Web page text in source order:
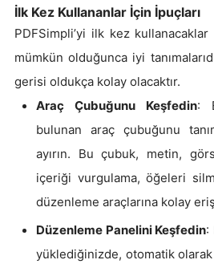
İlk Kez Kullananlar İçin İpuçları
PDFSimpli’yi ilk kez
mümkün olduğunca iyi
gerisi oldukça kolay olacaktır.
Araç Çubuğunu Keşfedin:
bulunan araç çubuğunu
ayırın. Bu çubuk, metin,
içeriği vurgulama, öğeleri
düzenleme araçlarına kolay
Düzenleme Panelini Keşfedin:
yüklediğinizde, otomatik olarak